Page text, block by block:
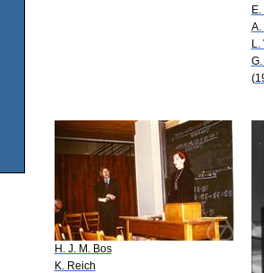
A.
L.
H. J. M. Bos
K. Reich